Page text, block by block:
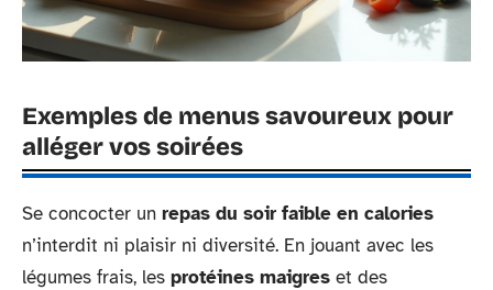
Exemples de menus savoureux pour
alléger vos soirées
Se concocter un repas du soir faible en calories
n’interdit ni plaisir ni diversité. En jouant avec les
légumes frais, les protéines maigres et des